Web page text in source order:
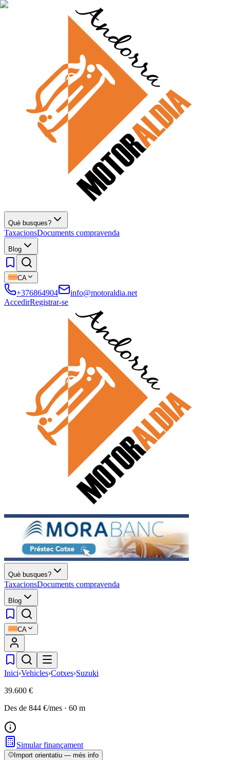
Què busques?
TaxacionsDocuments compravenda
Blog
CA
+376864904
info@motoraldia.net
AccedirRegistrar-se
Què busques?
TaxacionsDocuments compravenda
Blog
CA
Inici›Vehicles›Cotxes›Suzuki
39.600 €
Des de 844 €/mes · 60 m
Simular finançament
Import orientatiu — més info